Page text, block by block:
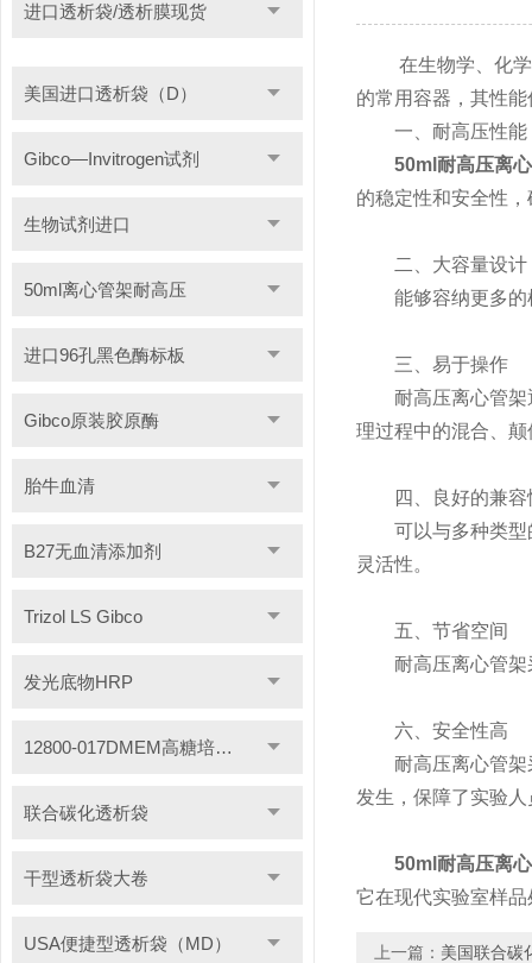
进口透析袋/透析膜现货
美国进口透析袋（D）
Gibco—Invitrogen试剂
生物试剂进口
50ml离心管架耐高压
进口96孔黑色酶标板
Gibco原装胶原酶
胎牛血清
B27无血清添加剂
Trizol LS Gibco
发光底物HRP
12800-017DMEM高糖培养基
联合碳化透析袋
干型透析袋大卷
USA便捷型透析袋（MD）
在生物学、化学
的常用容器，其性
一、耐高压性能
50ml耐高压离
的稳定性和安全性
二、大容量设计
能够容纳更多的样
三、易于操作
耐高压离心管架通
理过程中的混合、
四、良好的兼容
可以与多种类型的
灵活性。
五、节省空间
耐高压离心管架采
六、安全性高
耐高压离心管架采
发生，保障了实验
50ml耐高压离
它在现代实验室样
上一篇： 美国联合碳